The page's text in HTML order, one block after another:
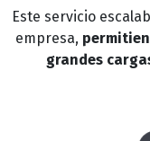
Este servicio
empresa,
grandes